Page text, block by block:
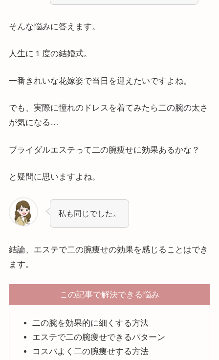
そんな悩みに答えます。
人生に１度の結婚式。
一番きれいな花嫁姿で当日を迎えたいですよね。
でも、実際に憧れのドレスを着てみたら二の腕の太さ
が気になる…
ブライダルエステって二の腕痩せに効果あるかな？
と疑問に思いますよね。
私も同じでした。
結論、エステで二の腕痩せの効果を感じることはでき
ます。
この記事で解決できる悩み
二の腕を効果的に細くする方法
エステで二の腕痩せできるパターン
コスパよく二の腕痩せする方法